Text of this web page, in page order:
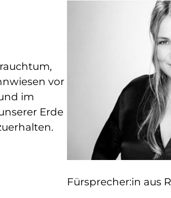
vor
im
Erde
Fürsprecher:in aus